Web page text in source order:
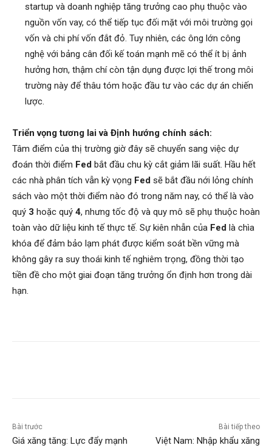
startup và doanh nghiệp tăng trưởng cao phụ thuộc vào
nguồn vốn vay, có thể tiếp tục đối mặt với môi trường gọi
vốn và chi phí vốn đắt đỏ. Tuy nhiên, các ông lớn công
nghệ với bảng cân đối kế toán mạnh mẽ có thể ít bị ảnh
hưởng hơn, thậm chí còn tận dụng được lợi thế trong môi
trường này để thâu tóm hoặc đầu tư vào các dự án chiến
lược.
Triển vọng tương lai và Định hướng chính sách:
Tâm điểm của thị trường giờ đây sẽ chuyển sang việc dự
đoán thời điểm Fed bắt đầu chu kỳ cắt giảm lãi suất. Hầu hết
các nhà phân tích vẫn kỳ vọng Fed sẽ bắt đầu nới lỏng chính
sách vào một thời điểm nào đó trong năm nay, có thể là vào
quý 3 hoặc quý 4, nhưng tốc độ và quy mô sẽ phụ thuộc hoàn
toàn vào dữ liệu kinh tế thực tế. Sự kiên nhẫn của Fed là chìa
khóa để đảm bảo lạm phát được kiểm soát bền vững mà
không gây ra suy thoái kinh tế nghiêm trọng, đồng thời tạo
tiền đề cho một giai đoạn tăng trưởng ổn định hơn trong dài
hạn.
Bài trước
Giá xăng tăng: Lực đẩy mạnh
Bài tiếp theo
Việt Nam: Nhập khẩu xăng